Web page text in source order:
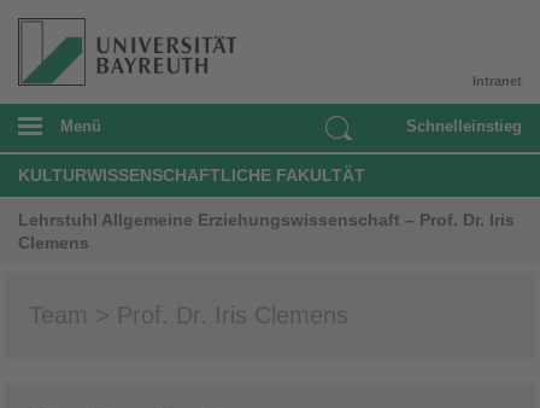
Intranet
Menü Schnelleinstieg
KULTURWISSENSCHAFTLICHE FAKULTÄT
Lehrstuhl Allgemeine Erziehungswissenschaft – Prof. Dr. Iris
Clemens
Team > Prof. Dr. Iris Clemens